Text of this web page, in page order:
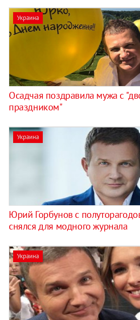
Украина
Осадчая поздравила мужа с
праздником"
Украина
Юрий Горбунов с
снялся для модного журнала
Украина